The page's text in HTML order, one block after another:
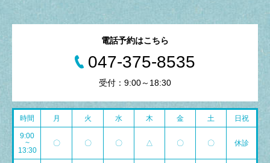
電話予約はこちら
047-375-8535
受付：9:00～18:30
時間 月 火 水 木 金 土 日祝
9:00
~
13:30
〇 〇 〇 △ 〇 〇 休診